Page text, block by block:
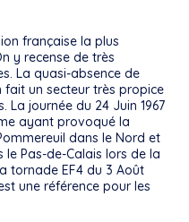
française la plus
y recense de très
La quasi-absence de
un secteur très propice
journée du 24 Juin 1967
ayant provoqué la
dans le Nord et
le Pas-de-Calais lors de la
tornade EF4 du 3 Août
une référence pour les